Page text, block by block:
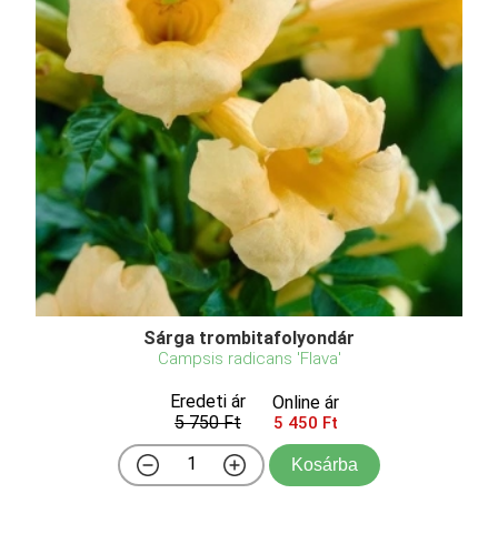
Sárga trombitafolyondár
Campsis radicans 'Flava'
Eredeti ár
5 750 Ft
Online ár
5 450 Ft
Kosárba